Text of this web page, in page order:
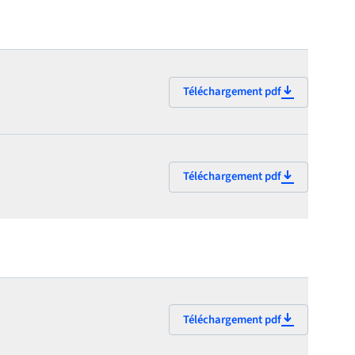
Téléchargement pdf
Téléchargement pdf
Téléchargement pdf